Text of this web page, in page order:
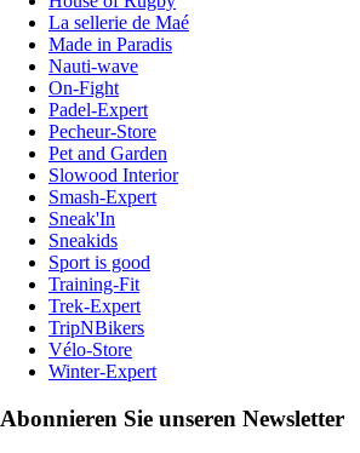
La sellerie de Maé
Made in Paradis
Nauti-wave
On-Fight
Padel-Expert
Pecheur-Store
Pet and Garden
Slowood Interior
Smash-Expert
Sneak'In
Sneakids
Sport is good
Training-Fit
Trek-Expert
TripNBikers
Vélo-Store
Winter-Expert
Abonnieren Sie unseren Newsletter